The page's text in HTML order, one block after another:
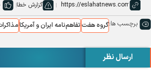
گزارش خطا
برچسب ها:گروه هفتتفاهم‌نامه ایران و آمریکا
ارسال نظر